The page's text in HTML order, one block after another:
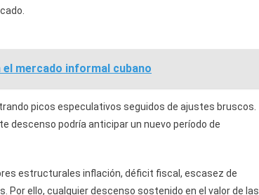
el mercado informal cubano
picos especulativos seguidos de ajustes bruscos.
descenso podría anticipar un nuevo período de
estructurales inflación, déficit fiscal, escasez de
ello, cualquier descenso sostenido en el valor de las